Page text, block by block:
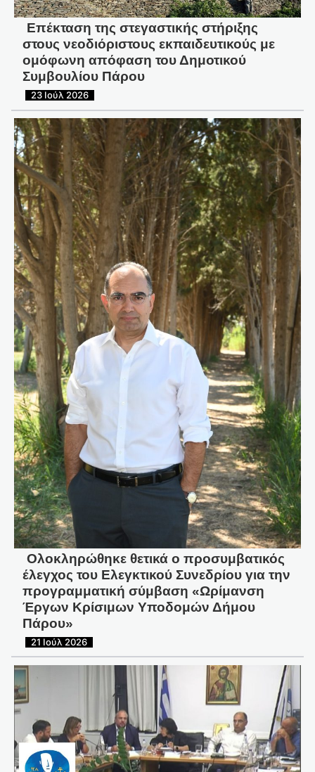
Επέκταση της στεγαστικής στήριξης
στους νεοδιόριστους εκπαιδευτικούς με
ομόφωνη απόφαση του Δημοτικού
Συμβουλίου Πάρου
23 Ιούλ 2026
Ολοκληρώθηκε θετικά ο προσυμβατικός
έλεγχος του Ελεγκτικού Συνεδρίου για την
προγραμματική σύμβαση «Ωρίμανση
Έργων Κρίσιμων Υποδομών Δήμου
Πάρου»
21 Ιούλ 2026